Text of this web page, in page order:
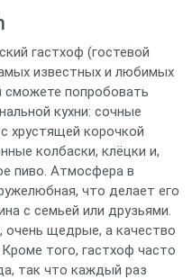
гастхоф (гостевой
известных и любимых
попробовать
кухни: сочные
хрустящей корочкой
колбаски, клёцки и,
пиво. Атмосфера в
что делает его
с семьей или друзьями.
очень щедрые, а качество
того, гастхоф часто
так что каждый раз